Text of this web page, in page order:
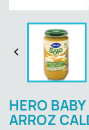

HERO
ARROZ